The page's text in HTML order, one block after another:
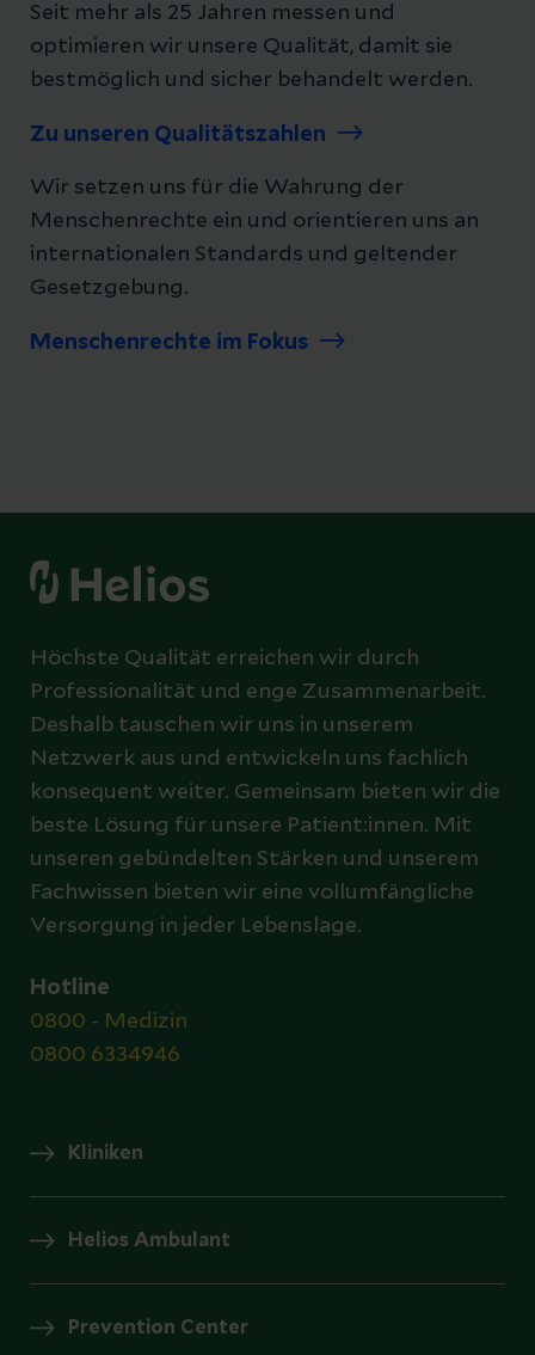
Seit mehr als 25 Jahren messen und
optimieren wir unsere Qualität, damit sie
bestmöglich und sicher behandelt werden.
Zu unseren Qualitätszahlen
Wir setzen uns für die Wahrung der
Menschenrechte ein und orientieren uns an
internationalen Standards und geltender
Gesetzgebung.
Menschenrechte im Fokus
Höchste Qualität erreichen wir durch
Professionalität und enge Zusammenarbeit.
Deshalb tauschen wir uns in unserem
Netzwerk aus und entwickeln uns fachlich
konsequent weiter. Gemeinsam bieten wir die
beste Lösung für unsere Patient:innen. Mit
unseren gebündelten Stärken und unserem
Fachwissen bieten wir eine vollumfängliche
Versorgung in jeder Lebenslage.
Hotline
0800 - Medizin
0800 6334946
Kliniken
Helios Ambulant
Prevention Center